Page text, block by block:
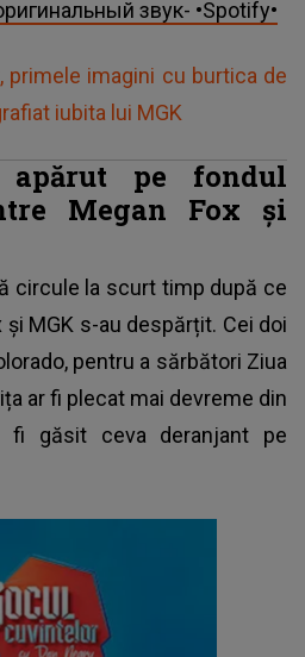
звук- •Spotify•
primele imagini cu burtica de
iubita lui MGK
pe fondul
Megan Fox și
circule la scurt timp după ce
MGK s-au despărțit. Cei doi
pentru a sărbători Ziua
ar fi plecat mai devreme din
fi găsit ceva deranjant pe